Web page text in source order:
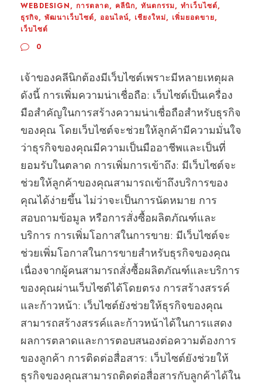
WEBDESIGN, การตลาด, คลีนิก, ทันตกรรม, ทำเว็บไซต์,
ธุรกิจ, พัฒนาเว็บไซต์, ออนไลน์, เชียงใหม่, เพิ่มยอดขาย,
เว็บไซต์
0
เจ้าของคลีนิกต้องมีเว็บไซต์เพราะมีหลายเหตุผล
ดังนี้ การเพิ่มความน่าเชื่อถือ: เว็บไซต์เป็นเครื่อง
มือสำคัญในการสร้างความน่าเชื่อถือสำหรับธุรกิจ
ของคุณ โดยเว็บไซต์จะช่วยให้ลูกค้ามีความมั่นใจ
ว่าธุรกิจของคุณมีความเป็นมืออาชีพและเป็นที่
ยอมรับในตลาด การเพิ่มการเข้าถึง: มีเว็บไซต์จะ
ช่วยให้ลูกค้าของคุณสามารถเข้าถึงบริการของ
คุณได้ง่ายขึ้น ไม่ว่าจะเป็นการนัดหมาย การ
สอบถามข้อมูล หรือการสั่งซื้อผลิตภัณฑ์และ
บริการ การเพิ่มโอกาสในการขาย: มีเว็บไซต์จะ
ช่วยเพิ่มโอกาสในการขายสำหรับธุรกิจของคุณ
เนื่องจากผู้คนสามารถสั่งซื้อผลิตภัณฑ์และบริการ
ของคุณผ่านเว็บไซต์ได้โดยตรง การสร้างสรรค์
และก้าวหน้า: เว็บไซต์ยังช่วยให้ธุรกิจของคุณ
สามารถสร้างสรรค์และก้าวหน้าได้ในการแสดง
ผลการตลาดและการตอบสนองต่อความต้องการ
ของลูกค้า การติดต่อสื่อสาร: เว็บไซต์ยังช่วยให้
ธุรกิจของคุณสามารถติดต่อสื่อสารกับลูกค้าได้ใน